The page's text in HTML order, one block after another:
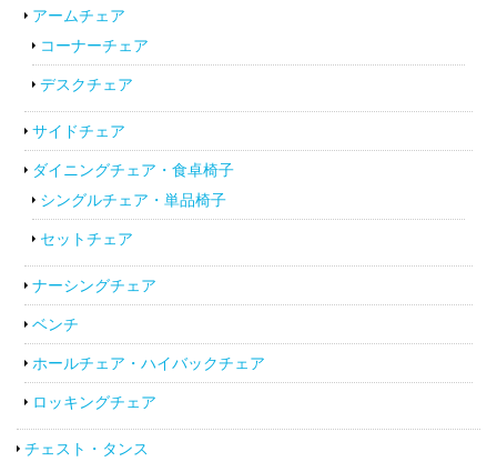
アームチェア
コーナーチェア
デスクチェア
サイドチェア
ダイニングチェア・食卓椅子
シングルチェア・単品椅子
セットチェア
ナーシングチェア
ベンチ
ホールチェア・ハイバックチェア
ロッキングチェア
チェスト・タンス